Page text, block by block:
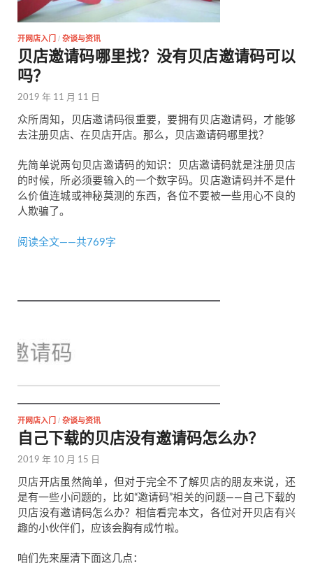
开网店入门 / 杂谈与资讯
贝店邀请码哪里找？没有贝店邀请码可以
吗？
2019 年 11 月 11 日
众所周知，贝店邀请码很重要，要拥有贝店邀请码，才能够
去注册贝店、在贝店开店。那么，贝店邀请码哪里找？
先简单说两句贝店邀请码的知识：贝店邀请码就是注册贝店
的时候，所必须要输入的一个数字码。贝店邀请码并不是什
么价值连城或神秘莫测的东西，各位不要被一些用心不良的
人欺骗了。
阅读全文——共769字
开网店入门 / 杂谈与资讯
自己下载的贝店没有邀请码怎么办？
2019 年 10 月 15 日
贝店开店虽然简单，但对于完全不了解贝店的朋友来说，还
是有一些小问题的，比如“邀请码”相关的问题——自己下载的
贝店没有邀请码怎么办？相信看完本文，各位对开贝店有兴
趣的小伙伴们，应该会胸有成竹啦。
咱们先来厘清下面这几点：